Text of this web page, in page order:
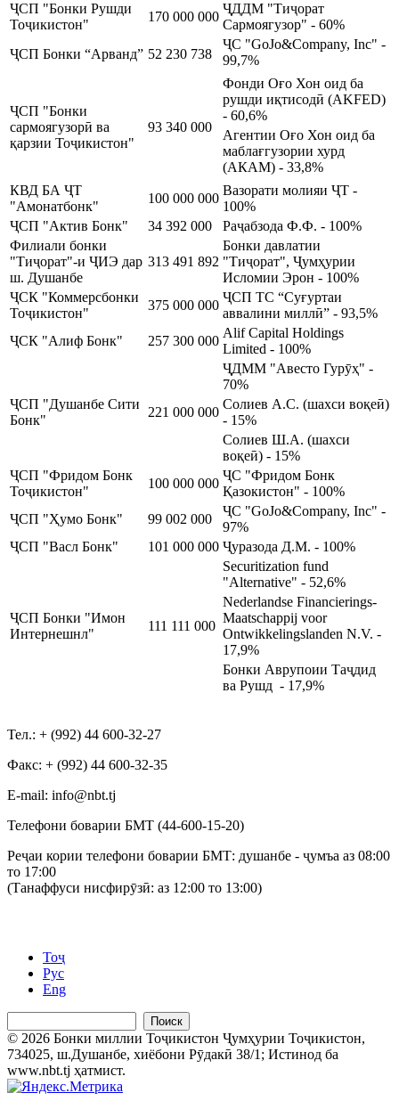
ҶСП "Бонки Рушди
Тоҷикистон"
170 000 000
ҶДДМ "Тиҷорат
Сармоягузор" - 60%
ҶСП Бонки “Арванд” 52 230 738
ҶС "GoJo&Company, Inc" -
99,7%
ҶСП "Бонки
сармоягузорӣ ва
қарзии Тоҷикистон"
93 340 000
Фонди Оғо Хон оид ба
рушди иқтисодӣ (AKFED)
- 60,6%
Агентии Оғо Хон оид ба
маблағгузории хурд
(АКАМ) - 33,8%
КВД БА ҶТ
"Амонатбонк"
100 000 000
Вазорати молияи ҶТ -
100%
ҶСП "Актив Бонк"
34 392 000
Раҷабзода Ф.Ф. - 100%
Филиали бонки
"Тиҷорат"-и ҶИЭ дар
ш. Душанбе
313 491 892
Бонки давлатии
"Тиҷорат", Ҷумҳурии
Исломии Эрон - 100%
ҶСК "Коммерсбонки
Тоҷикистон"
375 000 000
ҶСП ТС “Суғуртаи
аввалини миллӣ” - 93,5%
ҶСК "Алиф Бонк"
257 300 000
Alif Capital Holdings
Limited - 100%
ҶСП "Душанбе Сити
Бонк"
221 000 000
ҶДММ "Авесто Гурӯҳ" -
70%
Солиев А.С. (шахси воқеӣ)
- 15%
Солиев Ш.А. (шахси
воқеӣ) - 15%
ҶСП "Фридом Бонк
Тоҷикистон"
100 000 000
ҶС "Фридом Бонк
Қазокистон" - 100%
ҶСП "Ҳумо Бонк"
99 002 000
ҶС "GoJo&Company, Inc" -
97%
ҶСП "Васл Бонк"
101 000 000 Ҷуразода Д.М. - 100%
ҶСП Бонки "Имон
Интернешнл"
111 111 000
Securitization fund
"Alternative" - 52,6%
Nederlandse Financierings-
Maatschappij voor
Ontwikkelingslanden N.V. -
17,9%
Бонки Аврупоии Таҷдид
ва Рушд - 17,9%
Тел.: + (992) 44 600-32-27
Факс: + (992) 44 600-32-35
Е-mail: info@nbt.tj
Телефони боварии БМТ (44-600-15-20)
Реҷаи кории телефони боварии БМТ: душанбе - ҷумъа аз 08:00
то 17:00
(Танаффуси нисфирӯзӣ: аз 12:00 то 13:00)
Тоҷ
Рус
Eng
Поиск
© 2026 Бонки миллии Тоҷикистон Ҷумҳурии Тоҷикистон,
734025, ш.Душанбе, хиёбони Рӯдакӣ 38/1; Истинод ба
www.nbt.tj ҳатмист.